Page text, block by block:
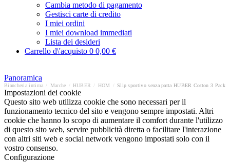
Cambia metodo di pagamento
Gestisci carte di credito
I miei ordini
I miei download immediati
Lista dei desideri
Carrello d\'acquisto 0 0,00 €
Panoramica
Biancheria intima Marche HUBER HOM Slip sportivo senza patta HUBER Cotton 3 Pack
Impostazioni dei cookie
Questo sito web utilizza cookie che sono necessari per il
funzionamento tecnico del sito e vengono sempre impostati. Altri
cookie che hanno lo scopo di aumentare il comfort durante l'utilizzo
di questo sito web, servire pubblicità diretta o facilitare l'interazione
con altri siti web e social network vengono impostati solo con il
vostro consenso.
Configurazione